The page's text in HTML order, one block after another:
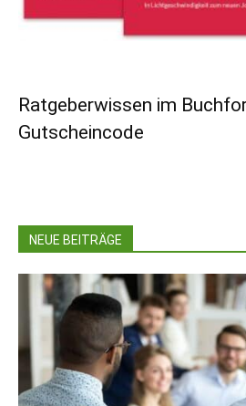
Ratgeberwissen im
Gutscheincode
NEUE BEITRÄGE